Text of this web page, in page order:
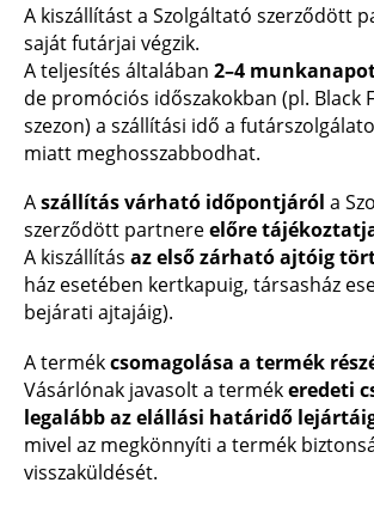
A kiszállítást a Szolgáltató szerződött
saját futárjai végzik.
A teljesítés általában 2–4
de promóciós időszakokban (pl. Black
szezon) a szállítási idő a
miatt meghosszabbodhat.
Aszállítás várható időpontjáról a
szerződött partnereelőre
A kiszállítás az első zárható ajtóig
ház esetében kertkapuig, társasház
bejárati ajtajáig).
A termékcsomagolása a termék
Vásárlónak javasolt a termékeredeti
legalább az elállási határidő
mivel az megkönnyíti a termék
visszaküldését.